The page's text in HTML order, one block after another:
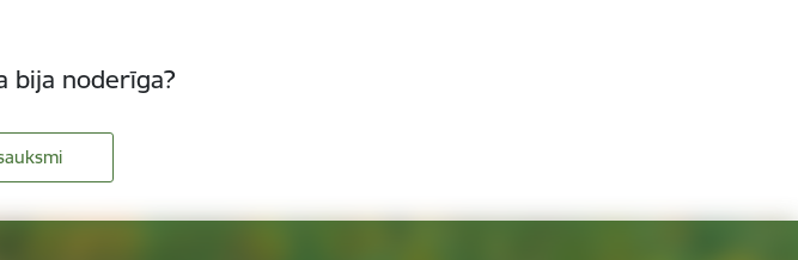
bija noderīga?